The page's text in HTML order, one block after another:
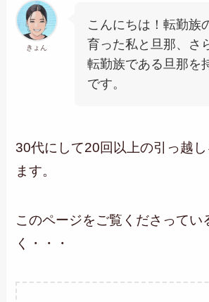
きょん
こんにちは！転勤族
育った私と旦那、さ
転勤族である旦那を
です。
30代にして20回以上の引っ越
ます。
このページをご覧くださってい
く・・・